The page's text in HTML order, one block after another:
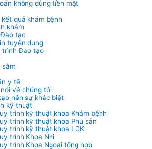
không dùng tiền mặt
quả khám bệnh
khám
tạo
tuyển dụng
trình Đào tạo
sắm
y tế
về chúng tôi
nên sự khác biệt
kỹ thuật
trình kỹ thuật khoa Khám bệnh
trình kỹ thuật khoa Phụ sản
trình kỹ thuật khoa LCK
trình Khoa Nhi
trình Khoa Ngoại tổng hợp